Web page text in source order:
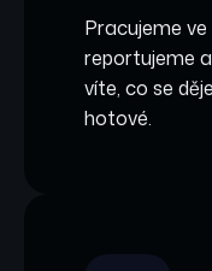
Pracujeme
reportujeme
víte, co se
hotové.